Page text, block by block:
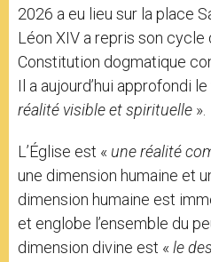
2026 a eu lieu sur la place
Léon XIV a repris son
Constitution dogmatique
Il a aujourd’hui approfondi
réalité visible et spirituelle ».
L’Église est « une réalité
une dimension humaine et
dimension humaine est
et englobe l’ensemble du
dimension divine est « le